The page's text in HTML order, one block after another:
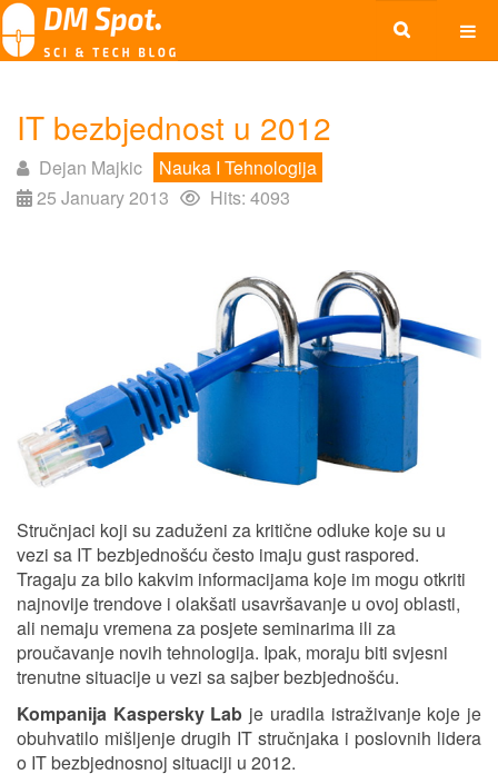
IT bezbjednost u 2012
Dejan Majkic
Nauka I Tehnologija
25 January 2013
Hits: 4093
Stručnjaci koji su zaduženi za kritične odluke koje su u
vezi sa IT bezbjednošću često imaju gust raspored.
Tragaju za bilo kakvim informacijama koje im mogu otkriti
najnovije trendove i olakšati usavršavanje u ovoj oblasti,
ali nemaju vremena za posjete seminarima ili za
proučavanje novih tehnologija. Ipak, moraju biti svjesni
trenutne situacije u vezi sa sajber bezbjednošću.
Kompanija Kaspersky Lab je uradila istraživanje koje je
obuhvatilo mišljenje drugih IT stručnjaka i poslovnih lidera
o IT bezbjednosnoj situaciji u 2012.